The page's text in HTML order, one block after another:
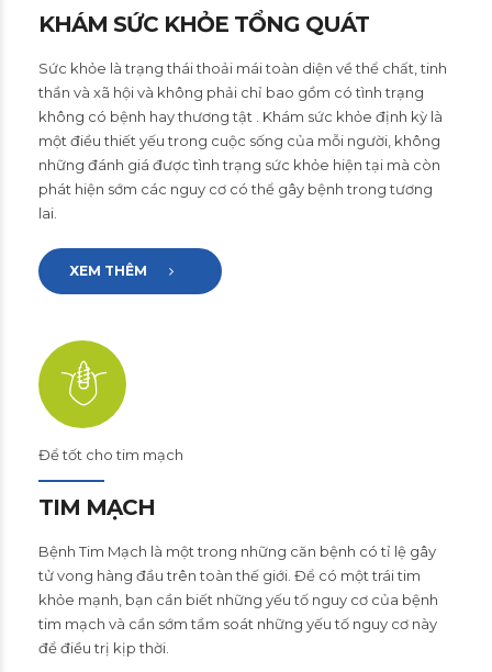
KHÁM SỨC KHỎE TỔNG QUÁT
Sức khỏe là trạng thái thoải mái toàn diện về thể chất, tinh
thần và xã hội và không phải chỉ bao gồm có tình trạng
không có bệnh hay thương tật . Khám sức khỏe định kỳ là
một điều thiết yếu trong cuộc sống của mỗi người, không
những đánh giá được tình trạng sức khỏe hiện tại mà còn
phát hiện sớm các nguy cơ có thể gây bệnh trong tương
lai.
XEM THÊM
Để tốt cho tim mạch
TIM MẠCH
Bệnh Tim Mạch là một trong những căn bệnh có tỉ lệ gây
tử vong hàng đầu trên toàn thế giới. Để có một trái tim
khỏe mạnh, bạn cần biết những yếu tố nguy cơ của bệnh
tim mạch và cần sớm tầm soát những yếu tố nguy cơ này
để điều trị kịp thời.